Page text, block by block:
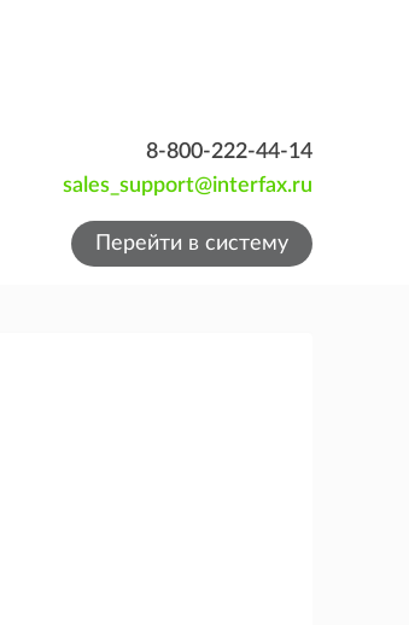
8-800-222-44-14
sales_support@interfax.ru
Перейти в систему